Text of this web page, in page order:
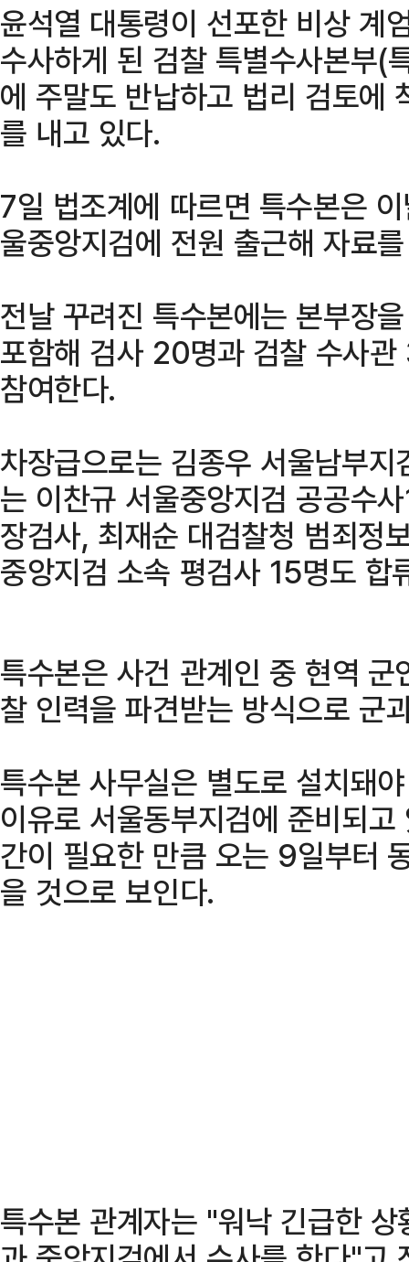
윤석열 대통령이 선포한 비상 계
수사하게 된 검찰 특별수사본부(
에 주말도 반납하고 법리 검토에
를 내고 있다.
7일 법조계에 따르면 특수본은
울중앙지검에 전원 출근해 자료
전날 꾸려진 특수본에는 본부장
포함해 검사 20명과 검찰 수사
참여한다.
차장급으로는 김종우 서울남부
는 이찬규 서울중앙지검 공공수
장검사, 최재순 대검찰청 범죄정
중앙지검 소속 평검사 15명도 합
특수본은 사건 관계인 중 현역
찰 인력을 파견받는 방식으로 군
특수본 사무실은 별도로 설치돼
이유로 서울동부지검에 준비되
간이 필요한 만큼 오는 9일부터
을 것으로 보인다.
특수본 관계자는 "워낙 긴급한